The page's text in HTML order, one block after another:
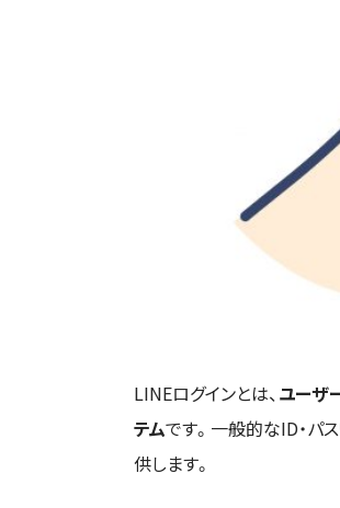
LINEログインとは、ユーザ
テムです。一般的なID・パ
供します。